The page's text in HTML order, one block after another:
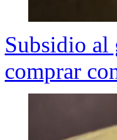
Subsidio al
comprar